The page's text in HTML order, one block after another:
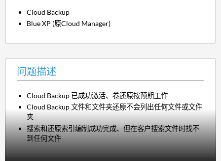
Cloud Backup
Blue XP (原Cloud Manager)
问题描述
Cloud Backup 已成功激活、卷还原按预期工作
Cloud Backup 文件和文件夹还原不会列出任何文件或文件
夹
搜索和还原索引编制成功完成、但在客户搜索文件时找不
到任何文件